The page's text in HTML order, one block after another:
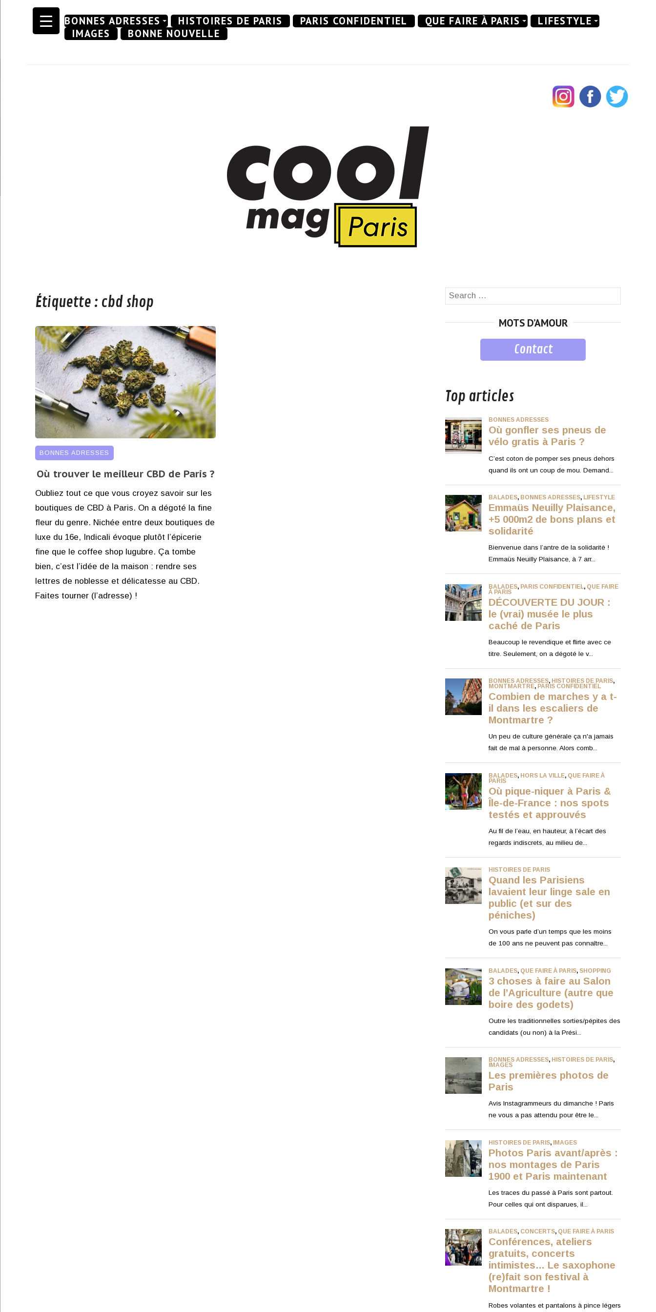
Skip
BONNES ADRESSES HISTOIRES DE PARIS PARIS CONFIDENTIEL QUE FAIRE À PARIS
LIFESTYLE
IMAGES
BONNE NOUVELLE
Étiquette : cbd shop
BONNES ADRESSES
Où trouver le meilleur CBD de Paris ?
Oubliez tout ce que vous croyez savoir sur les
boutiques de CBD à Paris. On a dégoté la fine
fleur du genre. Nichée entre deux boutiques de
luxe du 16e, Indicali évoque plutôt l’épicerie
fine que le coffee shop lugubre. Ça tombe
bien, c’est l’idée de la maison : rendre ses
lettres de noblesse et délicatesse au CBD.
Faites tourner (l’adresse) !
Search
MOTS D’AMOUR
Contact
Top articles